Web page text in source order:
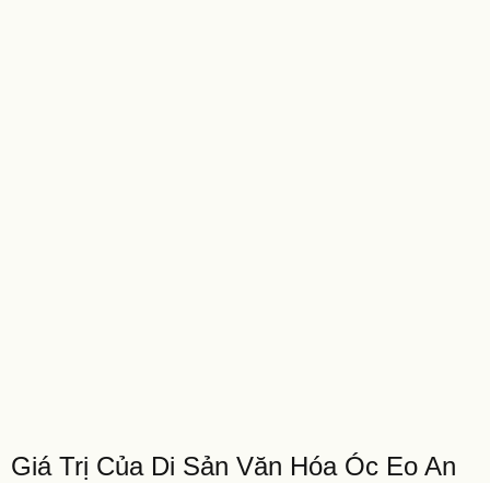
Giá Trị Của Di Sản Văn Hóa Óc Eo An